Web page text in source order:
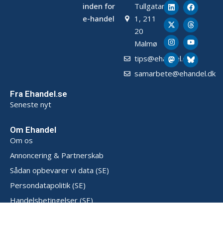
inden for
e-handel
Tullgatan
1, 211
20
Malmø
tips@ehandel.dk
samarbete@ehandel.dk
Fra Ehandel.se
Seneste nyt
Om Ehandel
Om os
Annoncering & Partnerskab
Sådan opbevarer vi data (SE)
Persondatapolitik (SE)
Handelsbetingelser (SE)